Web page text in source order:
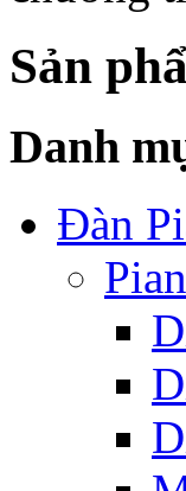
Sản
Danh
Đàn